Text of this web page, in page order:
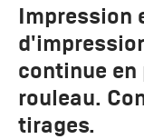
Impression
continue
rouleau.
tirages.